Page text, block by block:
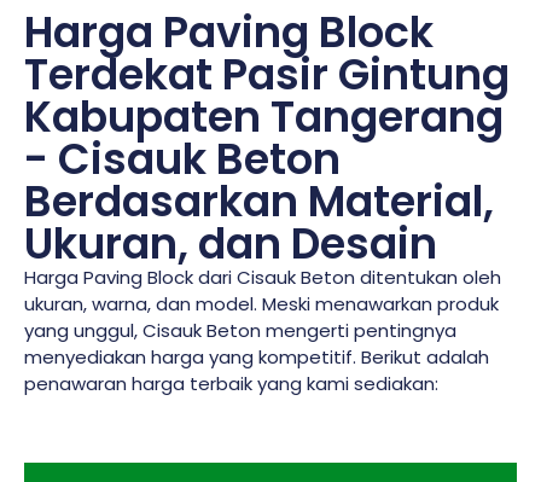
Harga Paving Block
Terdekat Pasir Gintung
Kabupaten Tangerang
- Cisauk Beton
Berdasarkan Material,
Ukuran, dan Desain
Harga Paving Block dari Cisauk Beton ditentukan oleh
ukuran, warna, dan model. Meski menawarkan produk
yang unggul, Cisauk Beton mengerti pentingnya
menyediakan harga yang kompetitif. Berikut adalah
penawaran harga terbaik yang kami sediakan: